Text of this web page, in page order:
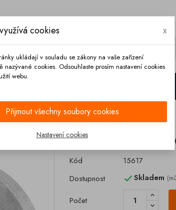
Příruba výpustě
Kód
15617
Dostupnost
Skladem
Počet
cookies x
ukládají v souladu se zákony na vaše zařízení
nazývané cookies. Odsouhlaste prosím nastavení cookies
webu.
Přijmout všechny soubory cookies
Nastavení cookies